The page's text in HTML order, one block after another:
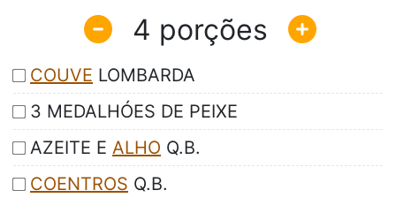
4
COUVE LOMBARDA
3 MEDALHÓES DE PEIXE
AZEITE E ALHO Q.B.
COENTROS Q.B.